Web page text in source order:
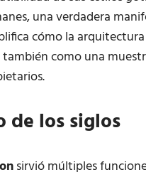
una verdadera
cómo la
como una
de los siglos
sirvió múltiples